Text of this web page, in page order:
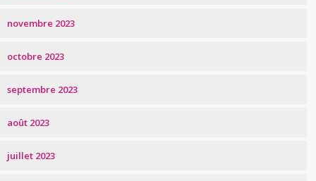
novembre 2023
octobre 2023
septembre 2023
août 2023
juillet 2023